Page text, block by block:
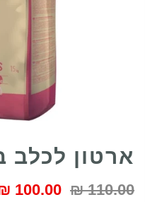
ארטון לכלב
110.00 ₪
100.00 ₪